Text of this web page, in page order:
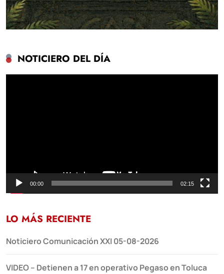
NOTICIERO DEL DÍA
00:00 02:15
LO MÁS RECIENTE
Noticiero Comunicación XXI 05-08-2026
VIDEO – Detienen a 17 en operativo Pegaso en Toluca